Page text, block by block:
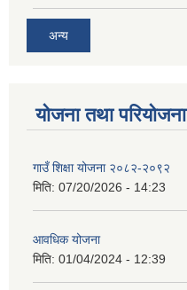
अन्य
योजना तथा परियोजना
गाउँ शिक्षा योजना २०८२-२०९२
मिति: 07/20/2026 - 14:23
आवधिक योजना
मिति: 01/04/2024 - 12:39